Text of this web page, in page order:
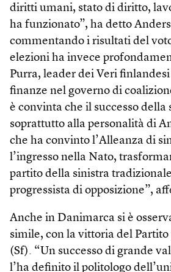
diritti umani, stato di diritto,
ha funzionato”, ha detto
commentando i risultati del
elezioni ha invece
Purra, leader dei Veri
finanze nel governo di
è convinta che il successo della
soprattutto alla personalità di
che ha convinto l’Alleanza di
l’ingresso nella Nato,
partito della sinistra
progressista di opposizione”,
Anche in Danimarca si è
simile, con la vittoria del Partito
(Sf). “Un successo di grande
l’ha definito il politologo